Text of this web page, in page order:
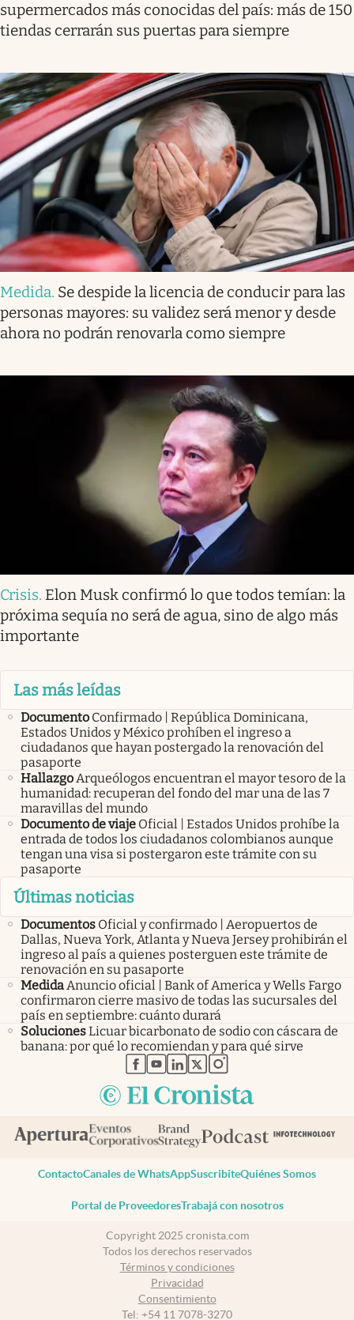
supermercados más conocidas del país: más de 150
tiendas cerrarán sus puertas para siempre
Medida. Se despide la licencia de conducir para las
personas mayores: su validez será menor y desde
ahora no podrán renovarla como siempre
Crisis. Elon Musk confirmó lo que todos temían: la
próxima sequía no será de agua, sino de algo más
importante
Las más leídas
Documento Confirmado | República Dominicana,
Estados Unidos y México prohíben el ingreso a
ciudadanos que hayan postergado la renovación del
pasaporte
HallazgoArqueólogos encuentran el mayor tesoro de la
humanidad: recuperan del fondo del mar una de las 7
maravillas del mundo
Documento de viaje Oficial | Estados Unidos prohíbe la
entrada de todos los ciudadanos colombianos aunque
tengan una visa si postergaron este trámite con su
pasaporte
Últimas noticias
Documentos Oficial y confirmado | Aeropuertos de
Dallas, Nueva York, Atlanta y Nueva Jersey prohibirán el
ingreso al país a quienes posterguen este trámite de
renovación en su pasaporte
MedidaAnuncio oficial | Bank of America y Wells Fargo
confirmaron cierre masivo de todas las sucursales del
país en septiembre: cuánto durará
SolucionesLicuar bicarbonato de sodio con cáscara de
banana: por qué lo recomiendan y para qué sirve
abre en nueva pestaña
abre en nueva pestaña
abre en nueva pestaña
abre en nueva pestaña
abre en nueva pestaña
ContactoCanales de WhatsAppSuscribiteQuiénes Somos
Portal de ProveedoresTrabajá con nosotros
Copyright 2025 cronista.com
Todos los derechos reservados
Términos y condiciones
Privacidad
Consentimiento
Tel: +54 11 7078-3270